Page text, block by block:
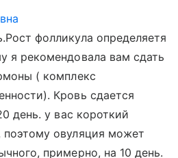
фолликула определяетя
я рекомендовала вам сдать
( комплекс
Кровь сдается
день. у вас короткий
овуляция может
примерно, на 10 день.